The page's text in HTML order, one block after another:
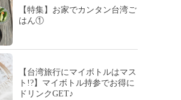
【特集】お家でカンタン台湾ご
はん①
【台湾旅行にマイボトルはマス
ト!?】マイボトル持参でお得に
ドリンクGET♪